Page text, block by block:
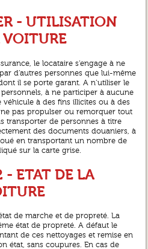
- UTILISATION
VOITURE
le locataire s’engage à ne
d’autres personnes que lui-même
il se porte garant. A n’utiliser le
à ne participer à aucune
à des fins illicites ou à des
pas propulser ou remorquer tout
transporter de personnes à titre
des documents douaniers, à
en transportant un nombre de
sur la carte grise.
- ETAT DE LA
de marche et de propreté. La
état de propreté. A défaut le
de ces nettoyages et remise en
état, sans coupures. En cas de